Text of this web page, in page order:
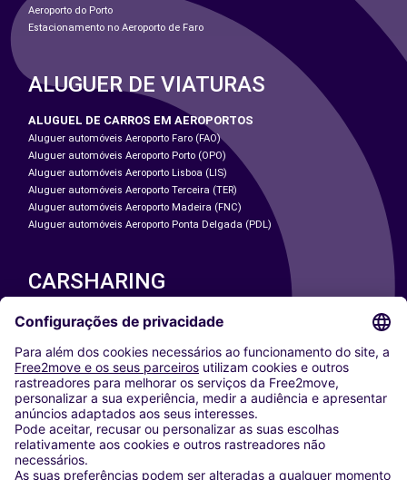
Aeroporto do Porto
Estacionamento no Aeroporto de Faro
ALUGUER DE VIATURAS
ALUGUEL DE CARROS EM AEROPORTOS
Aluguer automóveis Aeroporto Faro (FAO)
Aluguer automóveis Aeroporto Porto (OPO)
Aluguer automóveis Aeroporto Lisboa (LIS)
Aluguer automóveis Aeroporto Terceira (TER)
Aluguer automóveis Aeroporto Madeira (FNC)
Aluguer automóveis Aeroporto Ponta Delgada (PDL)
CARSHARING
NOSSAS CIDADES
Washington DC
Milan
Rome
Turin
Vienna
Berlin
Cologne
Dusseldorf